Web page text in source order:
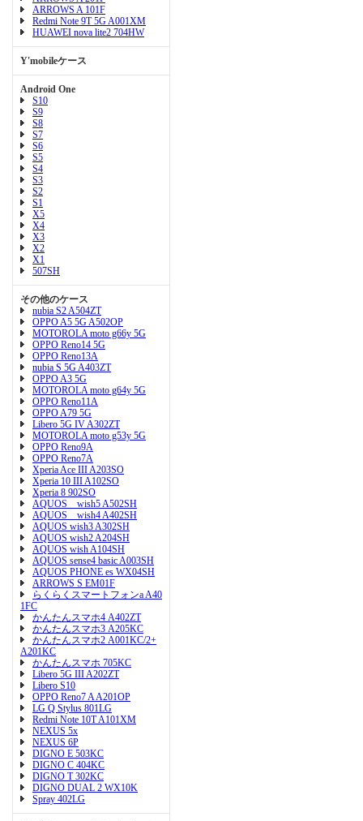
ARROWS A 101F
Redmi Note 9T 5G A001XM
HUAWEI nova lite2 704HW
Y'mobileケース
Android One
S10
S9
S8
S7
S6
S5
S4
S3
S2
S1
X5
X4
X3
X2
X1
507SH
その他のケース
nubia S2 A504ZT
OPPO A5 5G A502OP
MOTOROLA moto g66y 5G
OPPO Reno14 5G
OPPO Reno13A
nubia S 5G A403ZT
OPPO A3 5G
MOTOROLA moto g64y 5G
OPPO Reno11A
OPPO A79 5G
Libero 5G IV A302ZT
MOTOROLA moto g53y 5G
OPPO Reno9A
OPPO Reno7A
Xperia Ace III A203SO
Xperia 10 III A102SO
Xperia 8 902SO
AQUOS wish5 A502SH
AQUOS wish4 A402SH
AQUOS wish3 A302SH
AQUOS wish2 A204SH
AQUOS wish A104SH
AQUOS sense4 basic A003SH
AQUOS PHONE es WX04SH
ARROWS S EM01F
らくらくスマートフォンa A40
1FC
かんたんスマホ4 A402ZT
かんたんスマホ3 A205KC
かんたんスマホ2 A001KC/2+
A201KC
かんたんスマホ 705KC
Libero 5G III A202ZT
Libero S10
OPPO Reno7 A A201OP
LG Q Stylus 801LG
Redmi Note 10T A101XM
NEXUS 5x
NEXUS 6P
DIGNO E 503KC
DIGNO C 404KC
DIGNO T 302KC
DIGNO DUAL 2 WX10K
Spray 402LG